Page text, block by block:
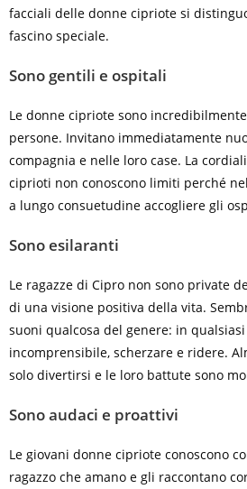
facciali delle donne cipriote si
fascino speciale.
Sono gentili e ospitali
Le donne cipriote sono
persone. Invitano immediatamente
compagnia e nelle loro case. La
ciprioti non conoscono limiti perché
a lungo consuetudine accogliere gli
Sono esilaranti
Le ragazze di Cipro non sono private
di una visione positiva della vita.
suoni qualcosa del genere: in
incomprensibile, scherzare e ridere.
solo divertirsi e le loro battute sono
Sono audaci e proattivi
Le giovani donne cipriote conoscono
ragazzo che amano e gli raccontano